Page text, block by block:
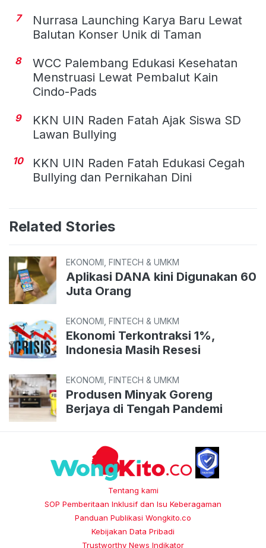
7
Nurrasa Launching Karya Baru Lewat
Balutan Konser Unik di Taman
8
WCC Palembang Edukasi Kesehatan
Menstruasi Lewat Pembalut Kain
Cindo-Pads
9
KKN UIN Raden Fatah Ajak Siswa SD
Lawan Bullying
10
KKN UIN Raden Fatah Edukasi Cegah
Bullying dan Pernikahan Dini
Related Stories
EKONOMI, FINTECH & UMKM
Aplikasi DANA kini Digunakan 60
Juta Orang
EKONOMI, FINTECH & UMKM
Ekonomi Terkontraksi 1%,
Indonesia Masih Resesi
EKONOMI, FINTECH & UMKM
Produsen Minyak Goreng
Berjaya di Tengah Pandemi
Tentang kami
SOP Pemberitaan Inklusif dan Isu Keberagaman
Panduan Publikasi Wongkito.co
Kebijakan Data Pribadi
Trustworthy News Indikator